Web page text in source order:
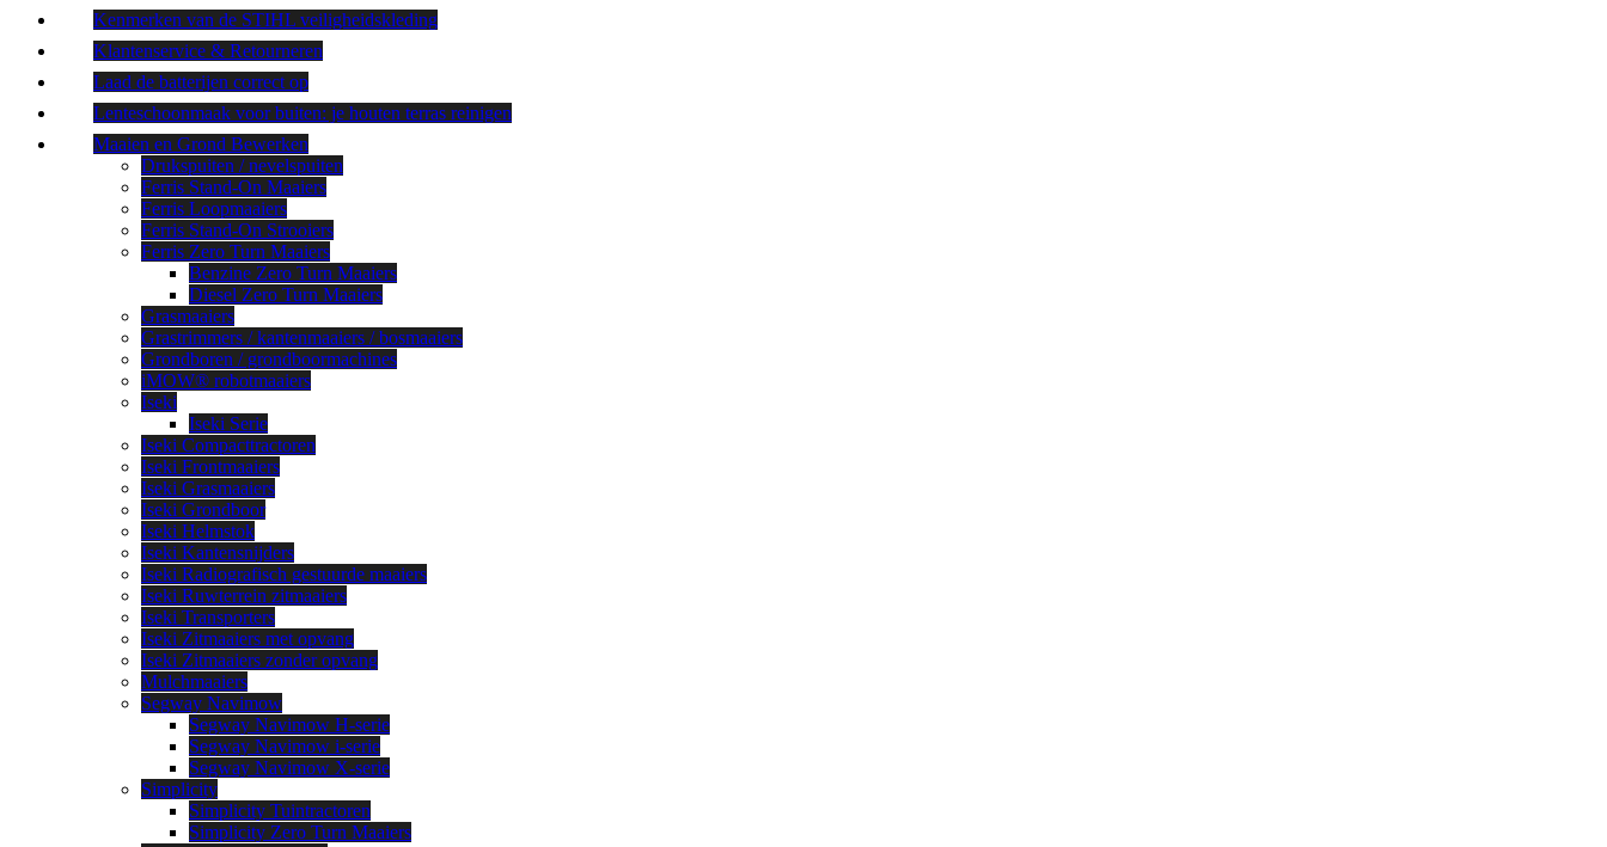
Kenmerken van de STIHL veiligheidskleding
Klantenservice & Retourneren
Laad de batterijen correct op
Lenteschoonmaak voor buiten: je houten terras reinigen
Maaien en Grond Bewerken
Drukspuiten / nevelspuiten
Ferris Stand-On Maaiers
Ferris Loopmaaiers
Ferris Stand-On Strooiers
Ferris Zero Turn Maaiers
Benzine Zero Turn Maaiers
Diesel Zero Turn Maaiers
Grasmaaiers
Grastrimmers / kantenmaaiers / bosmaaiers
Grondboren / grondboormachines
iMOW® robotmaaiers
Iseki
Iseki Serie
Iseki Compacttractoren
Iseki Frontmaaiers
Iseki Grasmaaiers
Iseki Grondboor
Iseki Helmstok
Iseki Kantensnijders
Iseki Radiografisch gestuurde maaiers
Iseki Ruwterrein zitmaaiers
Iseki Transporters
Iseki Zitmaaiers met opvang
Iseki Zitmaaiers zonder opvang
Mulchmaaiers
Segway Navimow
Segway Navimow H-serie
Segway Navimow i-serie
Segway Navimow X-serie
Simplicity
Simplicity Tuintractoren
Simplicity Zero Turn Maaiers